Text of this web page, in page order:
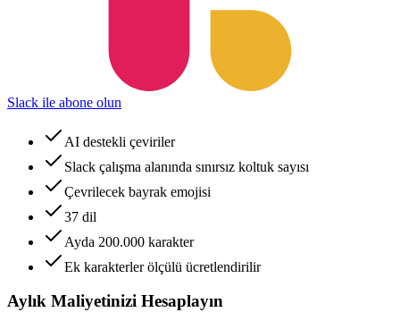
Slack ile abone olun
AI destekli çeviriler
Slack çalışma alanında sınırsız koltuk sayısı
Çevrilecek bayrak emojisi
37 dil
Ayda 200.000 karakter
Ek karakterler ölçülü ücretlendirilir
Aylık Maliyetinizi Hesaplayın